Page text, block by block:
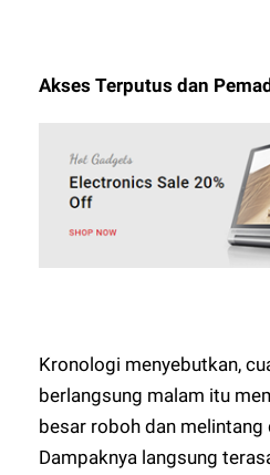
Akses Terputus dan
Kronologi menyebutkan,
berlangsung malam itu
besar roboh dan melintang
Dampaknya langsung